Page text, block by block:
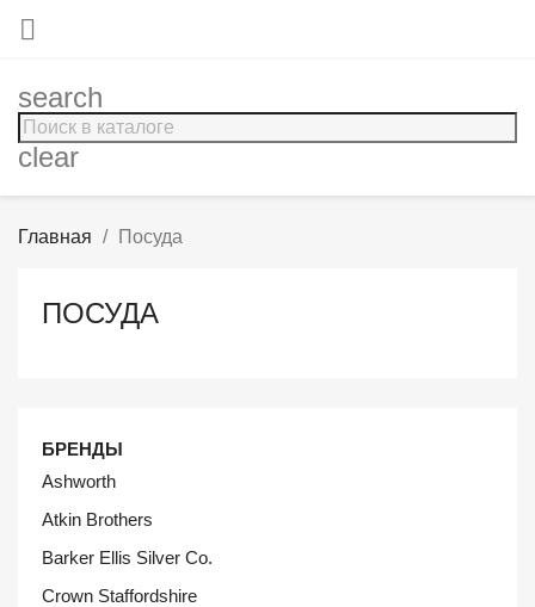

search
clear
Главная Посуда
ПОСУДА
БРЕНДЫ
Ashworth
Atkin Brothers
Barker Ellis Silver Co.
Crown Staffordshire